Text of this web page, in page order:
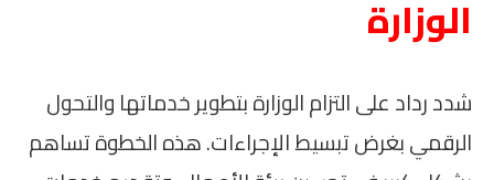
الوزارة
شدد رداد على التزام الوزارة بتطوير خدماتها والتحول
الرقمي بغرض تبسيط الإجراءات. هذه الخطوة تساهم